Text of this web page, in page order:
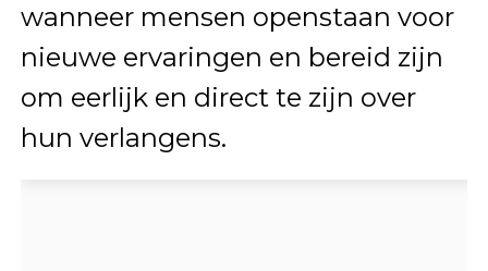
wanneer mensen openstaan voor
nieuwe ervaringen en bereid zijn
om eerlijk en direct te zijn over
hun verlangens.